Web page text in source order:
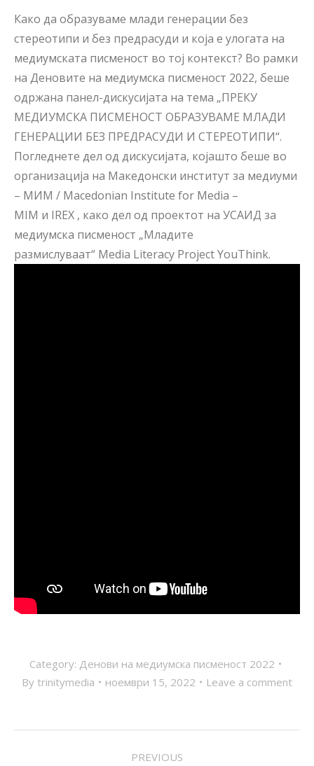
Како да образуваме млади генерации без
стереотипи и без предрасуди и која е улогата на
медиумската писменост во тој контекст? Во рамки
на Деновите на медиумска писменост 2022, беше
одржана панел-дискусијата на тема „ПРЕКУ
МЕДИУМСКА ПИСМЕНОСТ ОБРАЗУВАМЕ МЛАДИ
ГЕНЕРАЦИИ БЕЗ ПРЕДРАСУДИ И СТЕРЕОТИПИ“.
Погледнете дел од дискусијата, којашто беше во
организација на Македонски институт за медиуми
– МИМ / Macedonian Institute for Media –
MIM и IREX , како дел од проектот на УСАИД за
медиумска писменост „Младите
размислуваат“ Media Literacy Project YouThink.
Category: Денови на медиумска писменост 2022
By trinitymedia ноември 15, 2022 Leave a comment
PREVIOUS